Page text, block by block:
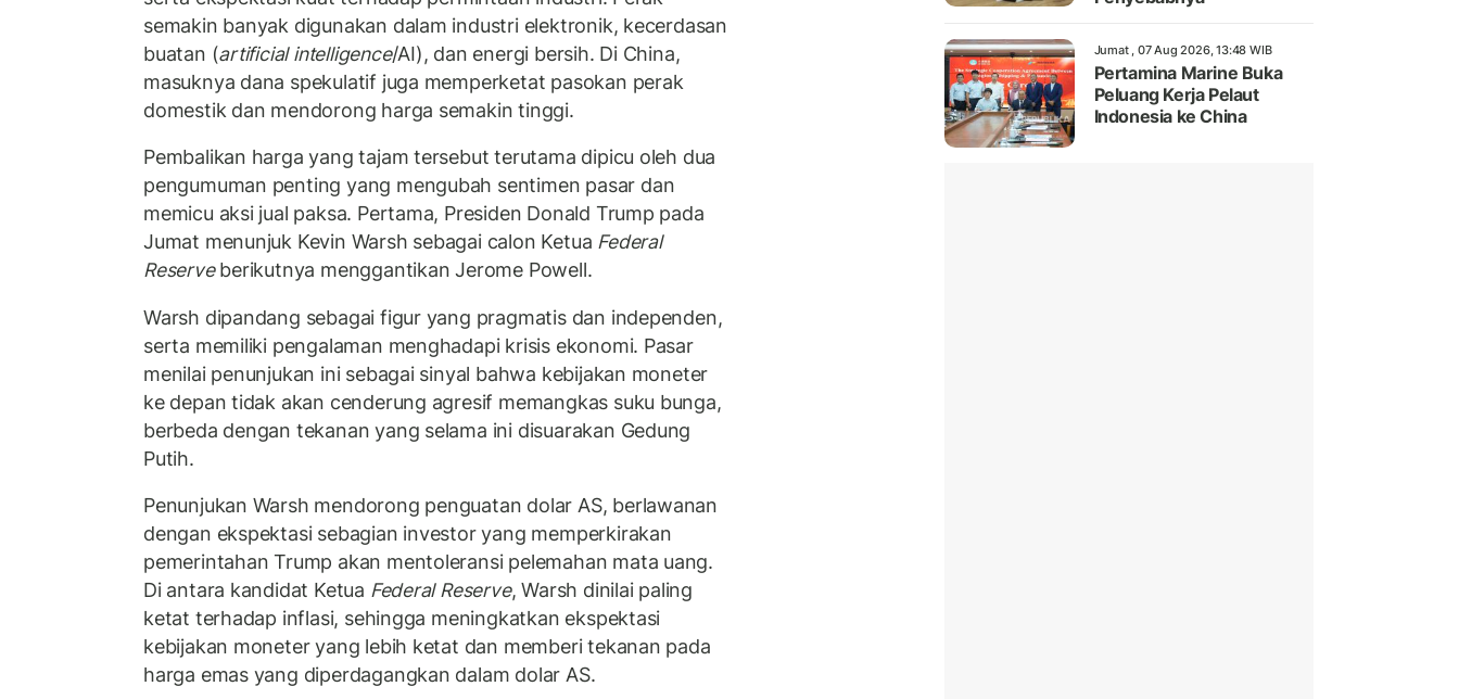
semakin banyak digunakan dalam industri elektronik, kecerdasan
buatan (artificial intelligence/AI), dan energi bersih. Di China,
masuknya dana spekulatif juga memperketat pasokan perak
domestik dan mendorong harga semakin tinggi.
Pembalikan harga yang tajam tersebut terutama dipicu oleh dua
pengumuman penting yang mengubah sentimen pasar dan
memicu aksi jual paksa. Pertama, Presiden Donald Trump pada
Jumat menunjuk Kevin Warsh sebagai calon Ketua Federal
Reserveberikutnya menggantikan Jerome Powell.
Warsh dipandang sebagai figur yang pragmatis dan independen,
serta memiliki pengalaman menghadapi krisis ekonomi. Pasar
menilai penunjukan ini sebagai sinyal bahwa kebijakan moneter
ke depan tidak akan cenderung agresif memangkas suku bunga,
berbeda dengan tekanan yang selama ini disuarakan Gedung
Putih.
Penunjukan Warsh mendorong penguatan dolar AS, berlawanan
dengan ekspektasi sebagian investor yang memperkirakan
pemerintahan Trump akan mentoleransi pelemahan mata uang.
Di antara kandidat Ketua Federal Reserve, Warsh dinilai paling
ketat terhadap inflasi, sehingga meningkatkan ekspektasi
kebijakan moneter yang lebih ketat dan memberi tekanan pada
harga emas yang diperdagangkan dalam dolar AS.
Jumat , 07 Aug 2026, 13:48 WIB
Pertamina Marine Buka
Peluang Kerja Pelaut
Indonesia ke China